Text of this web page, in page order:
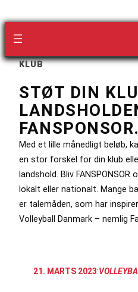
KLUB
STØT DIN
Med et lille månedligt beløb,
en stor forskel for din klub
landshold. Bliv
lokalt eller nationalt. Mange
er talemåden, som har
Volleyball Danmark – nemlig
21. MARTS 2023: